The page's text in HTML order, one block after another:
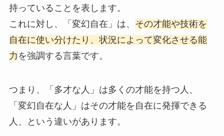
持っていることを表します。
これに対し、「変幻自在」は、 その才能や技術を
自在に使い分けたり、状況によって変化させる能
力 を強調する言葉です。
つまり、「多才な人」は多くの才能を持つ人、
「変幻自在な人」はその才能を自在に発揮できる
人、という違いがあります。